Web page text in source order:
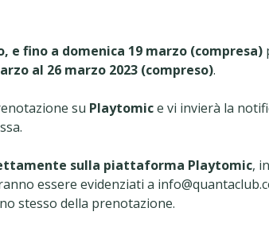
e fino a domenica 19 marzo (compresa)
al 26 marzo 2023 (compreso).
su Playtomice vi invierà la
sulla piattaforma Playtomic,
essere evidenziati a
stesso della prenotazione.